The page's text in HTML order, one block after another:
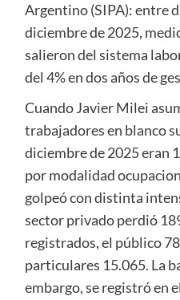
Argentino (SIPA): entre
diciembre de 2025,
salieron del sistema
del 4% en dos años de
Cuando Javier Milei
trabajadores en blanco
diciembre de 2025 eran
por modalidad
golpeó con distinta
sector privado perdió
registrados, el público
particulares 15.065. La
embargo, se registró en